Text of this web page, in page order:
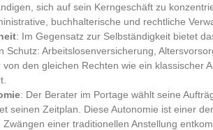
sich auf sein Kerngeschäft zu
buchhalterische und rechtliche
: Im Gegensatz zur Selbständigkeit bietet
Schutz: Arbeitslosenversicherung,
von den gleichen Rechten wie ein klassischer
: Der Berater im Portage wählt seine
seinen Zeitplan. Diese Autonomie ist einer
Zwängen einer traditionellen Anstellung